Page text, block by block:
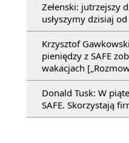
Zełenski: jutrzejszy
usłyszymy dzisiaj od
Krzysztof
pieniędzy z SAFE
wakacjach
Donald Tusk: W
SAFE. Skorzystają